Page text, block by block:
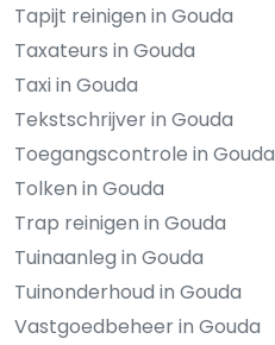
Tapijt reinigen in Gouda
Taxateurs in Gouda
Taxi in Gouda
Tekstschrijver in Gouda
Toegangscontrole in Gouda
Tolken in Gouda
Trap reinigen in Gouda
Tuinaanleg in Gouda
Tuinonderhoud in Gouda
Vastgoedbeheer in Gouda